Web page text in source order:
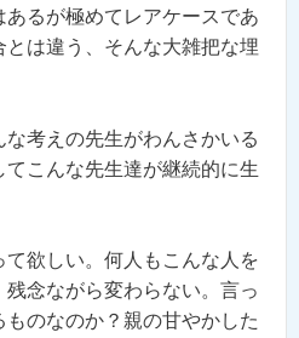
るが極めてレアケースであ
は違う、そんな大雑把な埋
考えの先生がわんさかいる
こんな先生達が継続的に生
欲しい。何人もこんな人を
念ながら変わらない。言っ
のなのか？親の甘やかした